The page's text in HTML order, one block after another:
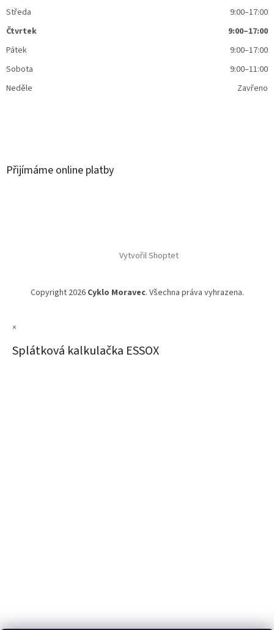
Středa
9:00–17:00
Čtvrtek
9:00–17:00
Pátek
9:00–17:00
Sobota
9:00–11:00
Neděle
Zavřeno
Přijímáme online platby
Vytvořil Shoptet
Copyright 2026 Cyklo Moravec. Všechna práva vyhrazena.
×
Splátková kalkulačka ESSOX